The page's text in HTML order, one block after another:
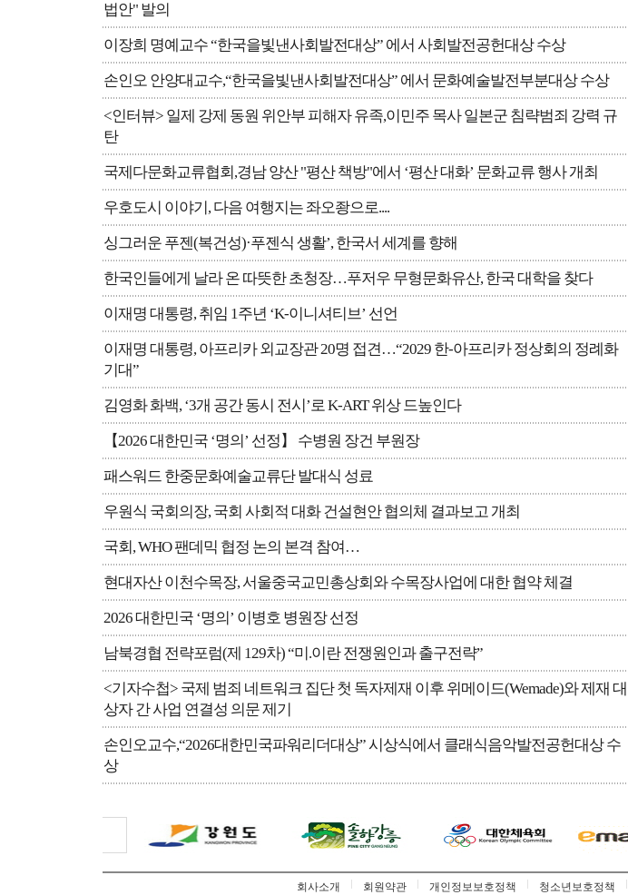
법안" 발의
이장희 명예교수 “한국을빛낸사회발전대상” 에서 사회발전공헌대상 수상
손인오 안양대교수,“한국을빛낸사회발전대상” 에서 문화예술발전부분대상 수상
<인터뷰> 일제 강제 동원 위안부 피해자 유족,이민주 목사 일본군 침략범죄 강력 규
탄
국제다문화교류협회,경남 양산 "평산 책방"에서 ‘평산 대화’ 문화교류 행사 개최
우호도시 이야기, 다음 여행지는 좌오좡으로....
싱그러운 푸젠(복건성)·푸젠식 생활’, 한국서 세계를 향해
한국인들에게 날라 온 따뜻한 초청장…푸저우 무형문화유산, 한국 대학을 찾다
이재명 대통령, 취임 1주년 ‘K-이니셔티브’ 선언
이재명 대통령, 아프리카 외교장관 20명 접견…“2029 한-아프리카 정상회의 정례화
기대”
김영화 화백, ‘3개 공간 동시 전시’로 K-ART 위상 드높인다
【2026 대한민국 ‘명의’ 선정】 수병원 장건 부원장
패스워드 한중문화예술교류단 발대식 성료
우원식 국회의장, 국회 사회적 대화 건설현안 협의체 결과보고 개최
국회, WHO 팬데믹 협정 논의 본격 참여…
현대자산 이천수목장, 서울중국교민총상회와 수목장사업에 대한 협약 체결
2026 대한민국 ‘명의’ 이병호 병원장 선정
남북경협 전략포럼(제 129차) “미.이란 전쟁원인과 출구전략”
<기자수첩> 국제 범죄 네트워크 집단 첫 독자제재 이후 위메이드(Wemade)와 제재 대
상자 간 사업 연결성 의문 제기
손인오교수,“2026대한민국파워리더대상” 시상식에서 클래식음악발전공헌대상 수
상
회사소개 회원약관 개인정보보호정책 청소년보호정책